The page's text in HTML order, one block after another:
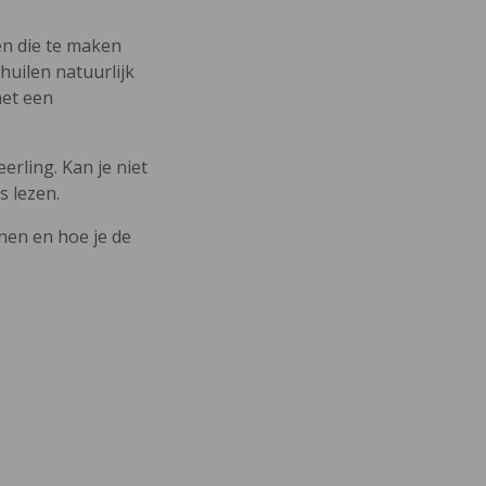
die te maken
natuurlijk
een
Kan je niet
lezen.
en hoe je de